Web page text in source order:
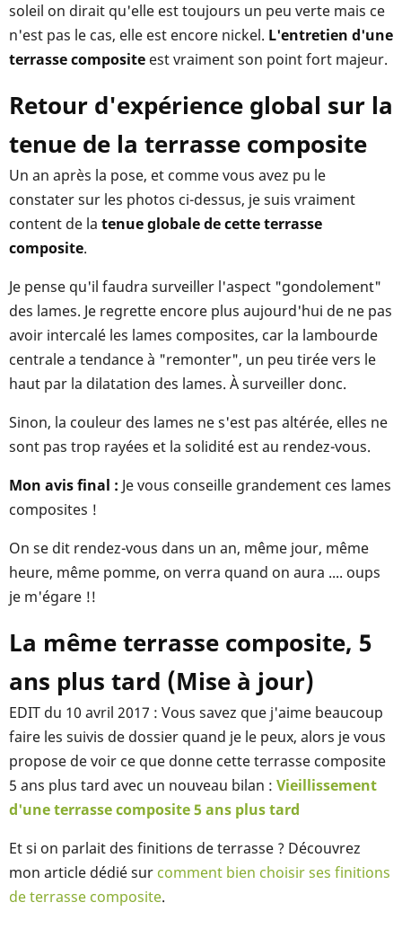
soleil on dirait qu'elle est toujours un peu verte mais ce
n'est pas le cas, elle est encore nickel. L'entretien d'une
terrasse composite est vraiment son point fort majeur.
Retour d'expérience global sur la
tenue de la terrasse composite
Un an après la pose, et comme vous avez pu le
constater sur les photos ci-dessus, je suis vraiment
content de la tenue globale de cette terrasse
composite.
Je pense qu'il faudra surveiller l'aspect "gondolement"
des lames. Je regrette encore plus aujourd'hui de ne pas
avoir intercalé les lames composites, car la lambourde
centrale a tendance à "remonter", un peu tirée vers le
haut par la dilatation des lames. À surveiller donc.
Sinon, la couleur des lames ne s'est pas altérée, elles ne
sont pas trop rayées et la solidité est au rendez-vous.
Mon avis final : Je vous conseille grandement ces lames
composites !
On se dit rendez-vous dans un an, même jour, même
heure, même pomme, on verra quand on aura .... oups
je m'égare !!
La même terrasse composite, 5
ans plus tard (Mise à jour)
EDIT du 10 avril 2017 : Vous savez que j'aime beaucoup
faire les suivis de dossier quand je le peux, alors je vous
propose de voir ce que donne cette terrasse composite
5 ans plus tard avec un nouveau bilan : Vieillissement
d'une terrasse composite 5 ans plus tard
Et si on parlait des finitions de terrasse ? Découvrez
mon article dédié sur comment bien choisir ses finitions
de terrasse composite.